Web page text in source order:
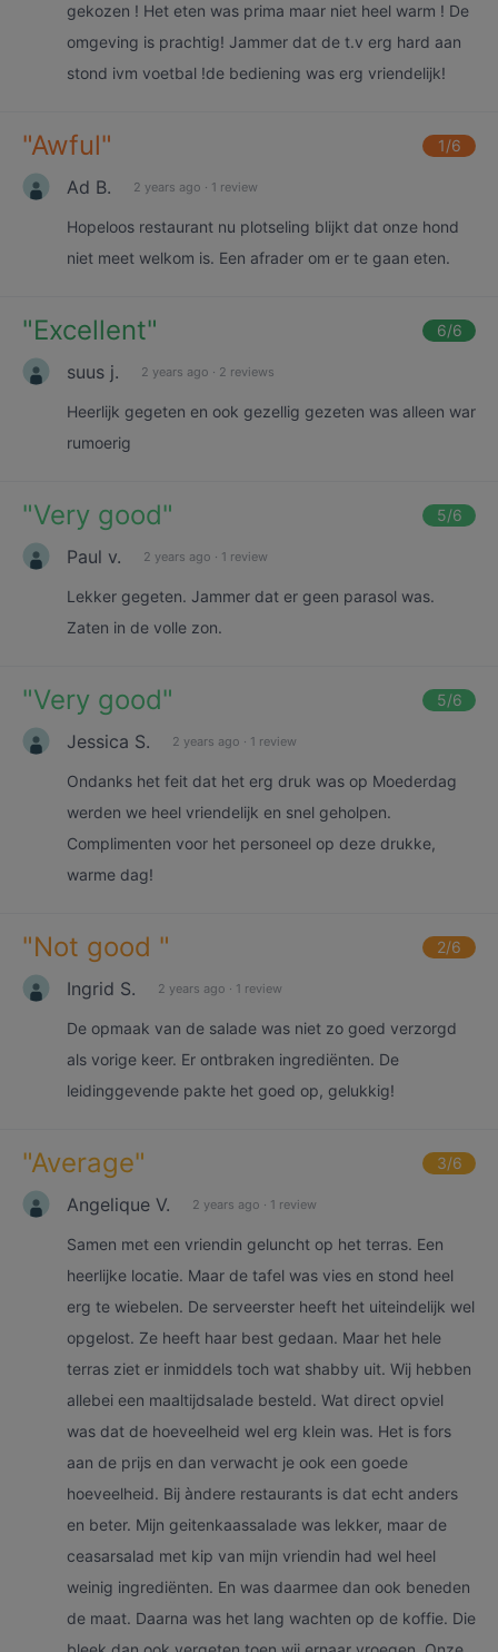
gekozen ! Het eten was prima maar niet heel warm ! De
omgeving is prachtig! Jammer dat de t.v erg hard aan
stond ivm voetbal !de bediening was erg vriendelijk!
"Awful" 1/6
Ad B. 2 years ago · 1 review
Hopeloos restaurant nu plotseling blijkt dat onze hond
niet meet welkom is. Een afrader om er te gaan eten.
"Excellent" 6/6
suus j. 2 years ago · 2 reviews
Heerlijk gegeten en ook gezellig gezeten was alleen war
rumoerig
"Very good" 5/6
Paul v. 2 years ago · 1 review
Lekker gegeten. Jammer dat er geen parasol was.
Zaten in de volle zon.
"Very good" 5/6
Jessica S. 2 years ago · 1 review
Ondanks het feit dat het erg druk was op Moederdag
werden we heel vriendelijk en snel geholpen.
Complimenten voor het personeel op deze drukke,
warme dag!
"Not good " 2/6
Ingrid S. 2 years ago · 1 review
De opmaak van de salade was niet zo goed verzorgd
als vorige keer. Er ontbraken ingrediënten. De
leidinggevende pakte het goed op, gelukkig!
"Average" 3/6
Angelique V. 2 years ago · 1 review
Samen met een vriendin geluncht op het terras. Een
heerlijke locatie. Maar de tafel was vies en stond heel
erg te wiebelen. De serveerster heeft het uiteindelijk wel
opgelost. Ze heeft haar best gedaan. Maar het hele
terras ziet er inmiddels toch wat shabby uit. Wij hebben
allebei een maaltijdsalade besteld. Wat direct opviel
was dat de hoeveelheid wel erg klein was. Het is fors
aan de prijs en dan verwacht je ook een goede
hoeveelheid. Bij àndere restaurants is dat echt anders
en beter. Mijn geitenkaassalade was lekker, maar de
ceasarsalad met kip van mijn vriendin had wel heel
weinig ingrediënten. En was daarmee dan ook beneden
de maat. Daarna was het lang wachten op de koffie. Die